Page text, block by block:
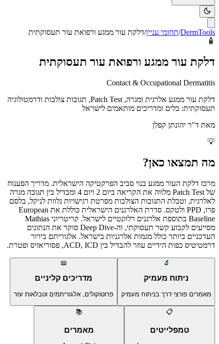
DermTools
/תחומי עניין/דלקת עור ממגע ורפואת עור תעסוקתית
🧴
דלקת עור ממגע ורפואת עור תעסוקתית
Contact & Occupational Dermatitis
דלקת עור ממגע אלרגית ומגרה, Patch Test, תגובות צולבות ודרמטולוגיה
תעסוקתית: כלים ומדריכים מותאמים לישראל
מאת ד"ר יהונתן קפלן
💡
מה תמצאו כאן?
מרכז דלקת העור ממגע בנוי סביב הפרקטיקה הישראלית. מדריך הפענוח
של Patch Test מלווה את הקריאה ביום 2 ויום 4 ומבדיל בין תגובה מגרה
לאלרגית, וטבלת התגובות הצולבות מפרטת רגישויות נלוות לניקל, בלסם
פרו, PPD ולטקס. סדרת האלרגנים הישראלית כוללת את European
Baseline בתוספת אלרגנים רלוונטיים לישראל. קריטריוני Mathias
מסייעים לקבוע קשר תעסוקתי, וה-Deep Dive סוקר את הנתונים
העדכניים ביותר כולל מגמות אלרגניות בישראל. אלגוריתם בירור
דרמטיטיס כפות הידיים עוזר להבדיל בין ACD, ICD, פסוריאזיס ופטרת.
🔬
ניתוח מעמיק
מאמרים פורצי דרך בניתוח מעמיק
📖
מדריכים קליניים
פרוטוקולים, אלגוריתמים וטבלאות עזר
📋
טמפלייטים
📚
מאמרים